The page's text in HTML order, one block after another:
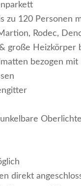
zu 120 Personen
Rodec,
große Heizkörper
bezogen
direkt